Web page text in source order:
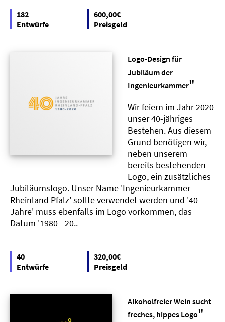
182
Entwürfe
600,00€
Preisgeld
Logo-Design für
Jubiläum der
Ingenieurkammer"
Wir feiern im Jahr 2020
unser 40-jähriges
Bestehen. Aus diesem
Grund benötigen wir,
neben unserem
bereits bestehenden
Logo, ein zusätzliches
Jubiläumslogo. Unser Name 'Ingenieurkammer
Rheinland Pfalz' sollte verwendet werden und '40
Jahre' muss ebenfalls im Logo vorkommen, das
Datum '1980 - 20..
40
Entwürfe
320,00€
Preisgeld
Alkoholfreier Wein sucht
freches, hippes Logo"